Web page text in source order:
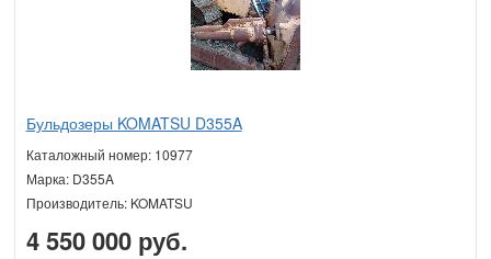
Бульдозеры KOMATSU D355A
Каталожный номер: 10977
Марка: D355A
Производитель: KOMATSU
4 550 000 руб.